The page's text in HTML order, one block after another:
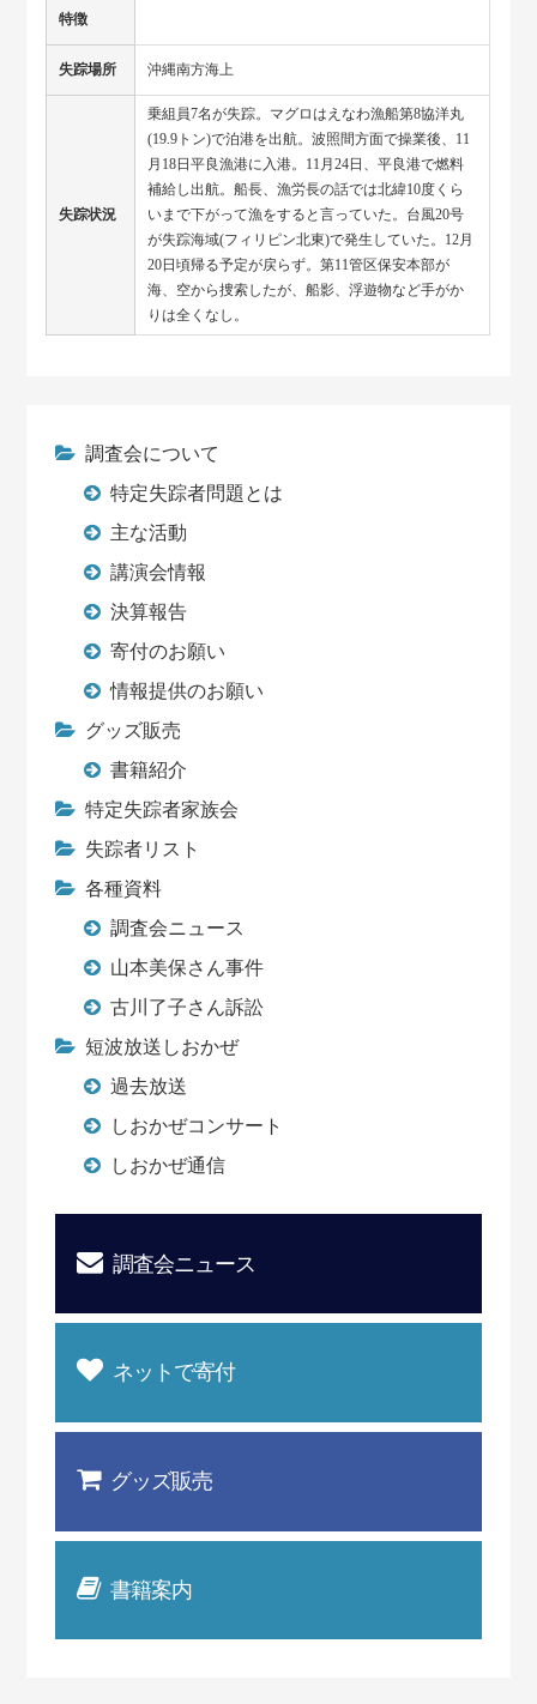
特徴
失踪場所 沖縄南方海上
失踪状況
乗組員7名が失踪。マグロはえなわ漁船第8協洋丸
(19.9トン)で泊港を出航。波照間方面で操業後、11
月18日平良漁港に入港。11月24日、平良港で燃料
補給し出航。船長、漁労長の話では北緯10度くら
いまで下がって漁をすると言っていた。台風20号
が失踪海域(フィリピン北東)で発生していた。12月
20日頃帰る予定が戻らず。第11管区保安本部が
海、空から捜索したが、船影、浮遊物など手がか
りは全くなし。
調査会について
特定失踪者問題とは
主な活動
講演会情報
決算報告
寄付のお願い
情報提供のお願い
グッズ販売
書籍紹介
特定失踪者家族会
失踪者リスト
各種資料
調査会ニュース
山本美保さん事件
古川了子さん訴訟
短波放送しおかぜ
過去放送
しおかぜコンサート
しおかぜ通信
調査会ニュース
ネットで寄付
グッズ販売
書籍案内